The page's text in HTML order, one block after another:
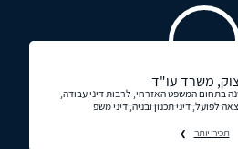
צוק, משרד עו"ד
עוסק למעלה מ-20 שנה בתחום המשפט האזרחי, לרבות דיני עבודה,
לפועל, דיני תכנון ובניה, דיני משפ
תכירו יותר